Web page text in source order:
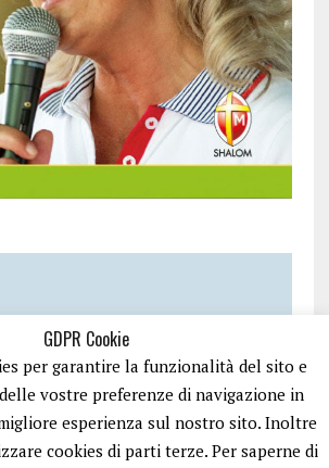
GDPR Cookie
per garantire la funzionalità del sito e
vostre preferenze di navigazione in
esperienza sul nostro sito. Inoltre
cookies di parti terze. Per saperne di